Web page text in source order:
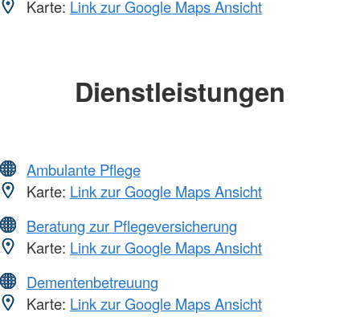
Karte: Link zur Google Maps Ansicht
Dienstleistungen
Ambulante Pflege
Karte: Link zur Google Maps Ansicht
Beratung zur Pflegeversicherung
Karte: Link zur Google Maps Ansicht
Dementenbetreuung
Karte: Link zur Google Maps Ansicht